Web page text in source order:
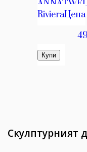
Скулптурният